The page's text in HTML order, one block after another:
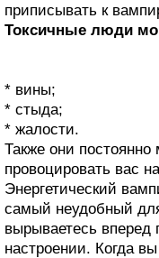
приписывать к
Токсичные люди
* вины;
* стыда;
* жалости.
Также они постоянно
провоцировать вас
Энергетический
самый неудобный
вырываетесь
настроении. Когда